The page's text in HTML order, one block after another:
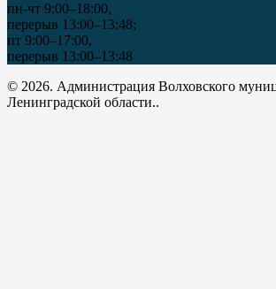
пн-чт 9:00–18:00,
перерыв 13:00–13:48;
пт 9:00–17:00,
перерыв 13:00–13:48
© 2026. Администрация Волховского
Ленинградской области..